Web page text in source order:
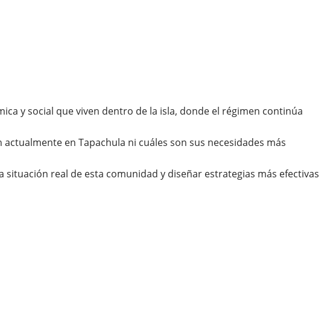
y social que viven dentro de la isla, donde el régimen continúa
en Tapachula ni cuáles son sus necesidades más
real de esta comunidad y diseñar estrategias más efectivas